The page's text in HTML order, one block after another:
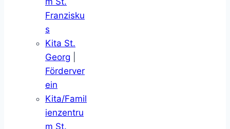
Franzisku
s
Kita St.
Georg
Förderver
ein
Kita/Famil
ienzentru
m St.